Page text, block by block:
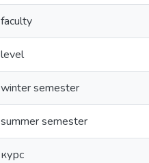
faculty
level
winter semester
summer semester
курс